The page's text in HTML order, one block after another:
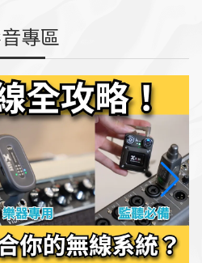
專區